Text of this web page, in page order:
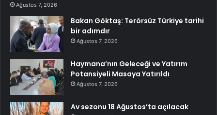
Ağustos 7, 2026
Bakan Göktaş: Terörsüz Türkiye tarihi
bir adımdır
Ağustos 7, 2026
Haymana’nın Geleceği ve Yatırım
Potansiyeli Masaya Yatırıldı
Ağustos 7, 2026
Av sezonu 18 Ağustos’ta açılacak